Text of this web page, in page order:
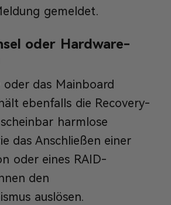
gemeldet.
oder Hardware-
oder das Mainboard
ebenfalls die Recovery-
harmlose
das Anschließen einer
oder eines RAID-
den
auslösen.